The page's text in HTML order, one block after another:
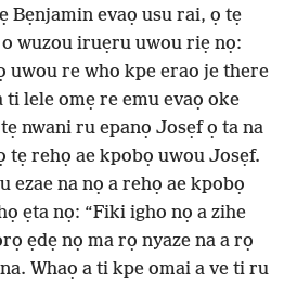
Bẹnjamin evaọ usu rai, ọ tẹ
o wuzou iruẹru uwou riẹ nọ:
uwou re who kpe erao je there
ti lele omẹ re emu evaọ oke
nwani ru epanọ Josẹf ọ ta na
tẹ rehọ ae kpobọ uwou Josẹf.
ezae na nọ a rehọ ae kpobọ
ẹta nọ: “Fiki igho nọ a zihe
ẹdẹ nọ ma rọ nyaze na a rọ
Whaọ a ti kpe omai a ve ti ru